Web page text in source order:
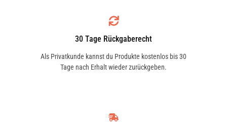
30 Tage Rückgaberecht
Als Privatkunde kannst du Produkte kostenlos bis 30
Tage nach Erhalt wieder zurückgeben.